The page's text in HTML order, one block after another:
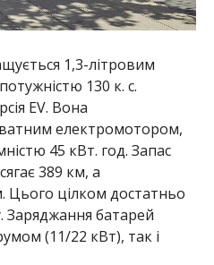
1,3-літровим
130 к. с.
EV. Вона
електромотором,
45 кВт. год. Запас
389 км, а
Цього цілком достатньо
Заряджання батарей
(11/22 кВт), так і